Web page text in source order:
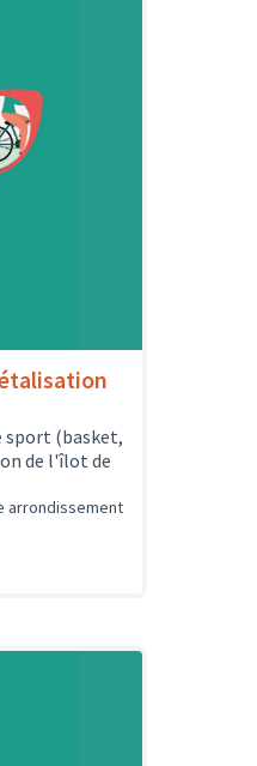
sport (basket,
de l'îlot de
arrondissement